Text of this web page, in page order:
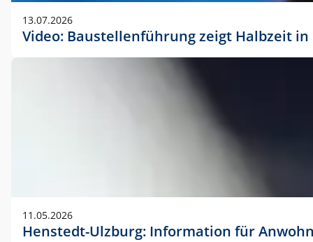
13.07.2026
Video: Baustellenführung zeigt Halbzeit
11.05.2026
Henstedt-Ulzburg: Information für